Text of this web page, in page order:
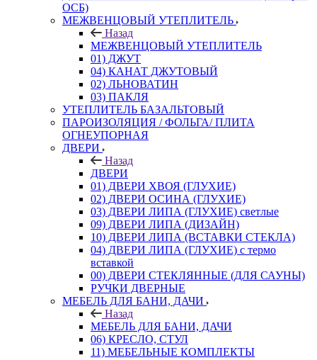
ОСБ)
МЕЖВЕНЦОВЫЙ УТЕПЛИТЕЛЬ
Назад
МЕЖВЕНЦОВЫЙ УТЕПЛИТЕЛЬ
01) ДЖУТ
04) КАНАТ ДЖУТОВЫЙ
02) ЛЬНОВАТИН
03) ПАКЛЯ
УТЕПЛИТЕЛЬ БАЗАЛЬТОВЫЙ
ПАРОИЗОЛЯЦИЯ / ФОЛЬГА/ ПЛИТА
ОГНЕУПОРНАЯ
ДВЕРИ
Назад
ДВЕРИ
01) ДВЕРИ ХВОЯ (ГЛУХИЕ)
02) ДВЕРИ ОСИНА (ГЛУХИЕ)
03) ДВЕРИ ЛИПА (ГЛУХИЕ) светлые
09) ДВЕРИ ЛИПА (ДИЗАЙН)
10) ДВЕРИ ЛИПА (ВСТАВКИ СТЕКЛА)
04) ДВЕРИ ЛИПА (ГЛУХИЕ) с термо
вставкой
00) ДВЕРИ СТЕКЛЯННЫЕ (ДЛЯ САУНЫ)
РУЧКИ ДВЕРНЫЕ
МЕБЕЛЬ ДЛЯ БАНИ, ДАЧИ
Назад
МЕБЕЛЬ ДЛЯ БАНИ, ДАЧИ
06) КРЕСЛО, СТУЛ
11) МЕБЕЛЬНЫЕ КОМПЛЕКТЫ